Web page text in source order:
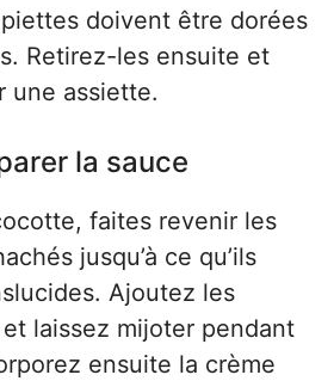
doivent être dorées
Retirez-les ensuite et
une assiette.
la sauce
faites revenir les
jusqu’à ce qu’ils
Ajoutez les
laissez mijoter pendant
ensuite la crème